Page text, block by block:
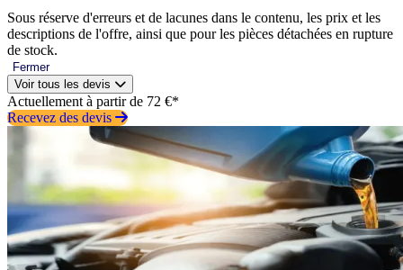
Sous réserve d'erreurs et de lacunes dans le contenu, les prix et les
descriptions de l'offre, ainsi que pour les pièces détachées en rupture
de stock.
Fermer
Voir tous les devis
Actuellement à partir de 72 €*
Recevez des devis